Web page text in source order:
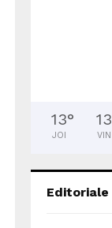
13°
JOI
13
VIN
Editoriale